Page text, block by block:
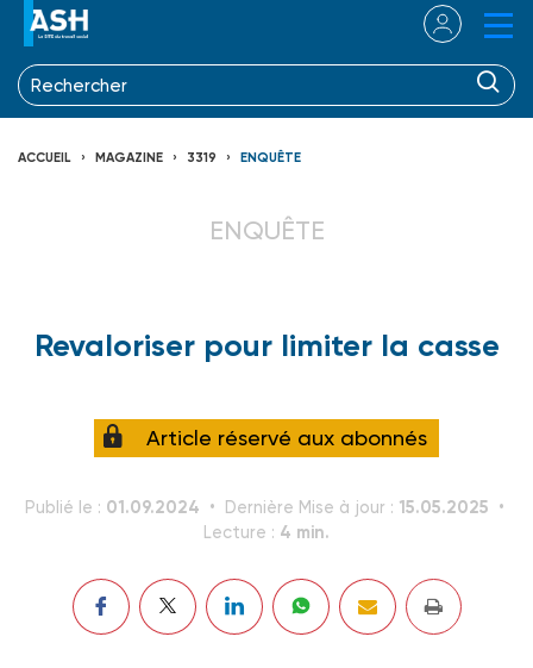
ACCUEIL MAGAZINE 3319 ENQUÊTE
ENQUÊTE
Revaloriser pour limiter la casse
Article réservé aux abonnés
Publié le : 01.09.2024 Dernière Mise à jour : 15.05.2025
Lecture : 4 min.